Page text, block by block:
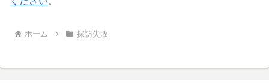
ホーム 探訪失敗